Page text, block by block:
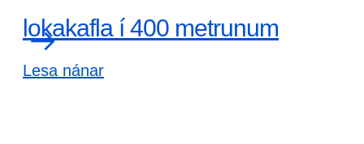
lokakafla í 400 metrunum
Lesa nánar